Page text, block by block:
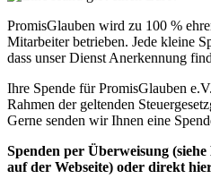
PromisGlauben wird zu 100 %
Mitarbeiter betrieben. Jede kleine
dass unser Dienst Anerkennung
Ihre Spende für PromisGlauben
Rahmen der geltenden
Gerne senden wir Ihnen eine
Spenden per Überweisung
auf der Webseite) oder direkt